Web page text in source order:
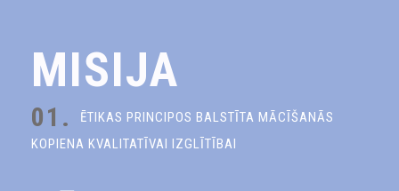
MISIJA
01.
ĒTIKAS PRINCIPOS BALSTĪTA MĀCĪŠANĀS
KOPIENA KVALITATĪVAI IZGLĪTĪBAI